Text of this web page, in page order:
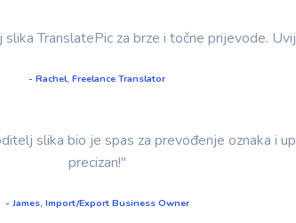
TranslatePic za brze i točne prijevode.
- Rachel, Freelance Translator
slika bio je spas za prevođenje oznaka i
precizan!"
- James, Import/Export Business Owner